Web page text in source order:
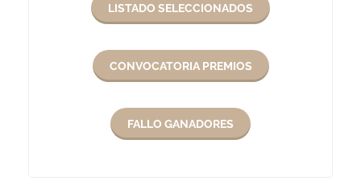
LISTADO SELECCIONADOS
CONVOCATORIA PREMIOS
FALLO GANADORES